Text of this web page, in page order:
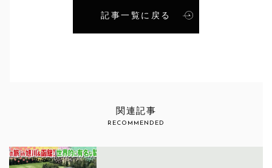
記事一覧に戻る
関連記事
RECOMMENDED